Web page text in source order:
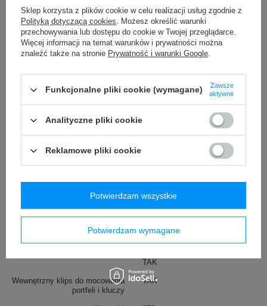
Marka Pacsafe
Podmiot odpowiedzialny za ten
produkt na terenie UE
Red Bird GmbH Więcej
Symbol PGO35140612
Gwarancja 5 lat gwarancji
Instrukcja konserwacji Pacsafe Więcej
Technologie/Zabezpieczenia
Zip Tab
Carrysafe® z
Dyneema®
Wodoodporność
1000 mm
TAK
Wewnętrzny klips do mocowania
portfeli i kluczy
TAK
Sklep korzysta z plików cookie w celu realizacji usług zgodnie z
Polityką dotyczącą cookies. Możesz określić warunki
przechowywania lub dostępu do cookie w Twojej przeglądarce.
Więcej informacji na temat warunków i prywatności można
znaleźć także na stronie Prywatność i warunki Google.
Funkcjonalne pliki cookie (wymagane)
Zawsze
aktywne
Analityczne pliki cookie
Reklamowe pliki cookie
Potwierdzam wymagane
Potwierdzam wszystkie